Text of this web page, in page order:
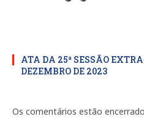
ATA DA 25ª SESSÃO
DEZEMBRO DE 2023
Os comentários estão